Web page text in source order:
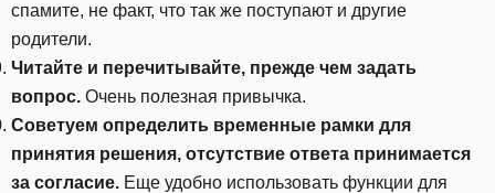
спамите, не факт, что так же поступают и другие
родители.
Читайте и перечитывайте, прежде чем задать
вопрос. Очень полезная привычка.
Советуем определить временные рамки для
принятия решения, отсутствие ответа принимается
за согласие. Еще удобно использовать функции для